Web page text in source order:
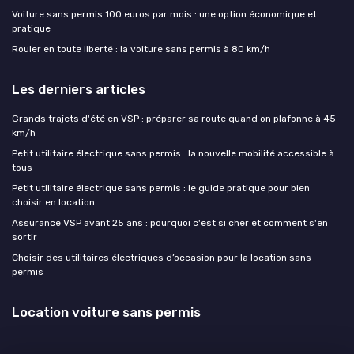
Voiture sans permis 100 euros par mois : une option économique et
pratique
Rouler en toute liberté : la voiture sans permis à 80 km/h
Les derniers articles
Grands trajets d'été en VSP : préparer sa route quand on plafonne à 45
km/h
Petit utilitaire électrique sans permis : la nouvelle mobilité accessible à
tous
Petit utilitaire électrique sans permis : le guide pratique pour bien
choisir en location
Assurance VSP avant 25 ans : pourquoi c'est si cher et comment s'en
sortir
Choisir des utilitaires électriques d’occasion pour la location sans
permis
Location voiture sans permis